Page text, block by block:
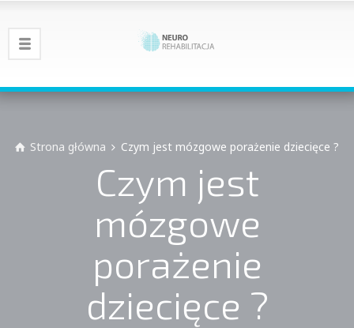
Strona główna Czym jest mózgowe porażenie dziecięce ?
Czym jest
mózgowe
porażenie
dziecięce ?